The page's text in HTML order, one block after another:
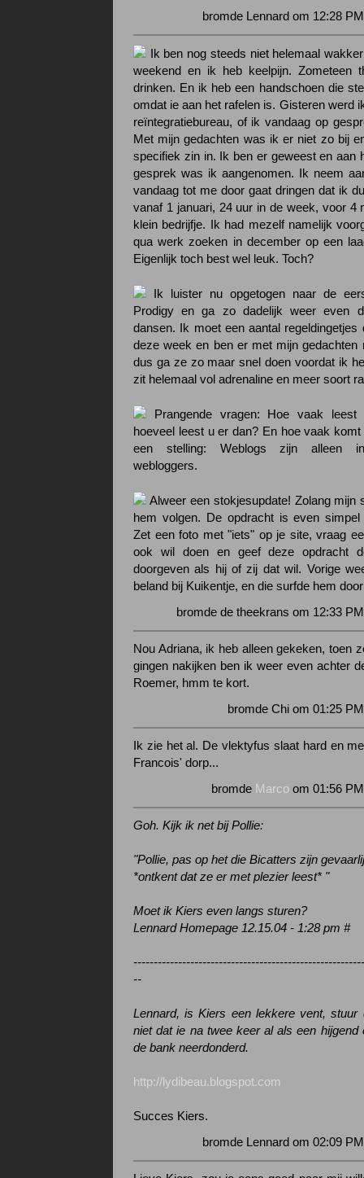
bromde Lennard om 12:28
Ik ben nog steeds niet helemaal
weekend en ik heb keelpijn. Zometeen
drinken. En ik heb een handschoen die
omdat ie aan het rafelen is. Gisteren werd
reïntegratiebureau, of ik vandaag op
Met mijn gedachten was ik er niet zo bij
specifiek zin in. Ik ben er geweest en aan
gesprek was ik aangenomen. Ik neem
vandaag tot me door gaat dringen dat ik
vanaf 1 januari, 24 uur in de week, voor 4
klein bedrijfje. Ik had mezelf namelijk
qua werk zoeken in december op een
Eigenlijk toch best wel leuk. Toch?
Ik luister nu opgetogen naar de
Prodigy en ga zo dadelijk weer even
dansen. Ik moet een aantal regeldingetjes
deze week en ben er met mijn gedachten
dus ga ze zo maar snel doen voordat ik
zit helemaal vol adrenaline en meer soort
Prangende vragen: Hoe vaak leest
hoeveel leest u er dan? En hoe vaak
een stelling: Weblogs zijn alleen
webloggers.
Alweer een stokjesupdate! Zolang mijn
hem volgen. De opdracht is even simpel
Zet een foto met "iets" op je site, vraag
ook wil doen en geef deze opdracht
doorgeven als hij of zij dat wil. Vorige
beland bij Kuikentje, en die surfde hem
bromde de theekrans om 12:33
Nou Adriana, ik heb alleen gekeken, toen
gingen nakijken ben ik weer even achter
Roemer, hmm te kort.
bromde Chi om 01:25
Ik zie het al. De vlektyfus slaat hard en
Francois' dorp...
bromde Marco om 01:56
Goh. Kijk ik net bij Pollie:
"Pollie, pas op het die Bicatters zijn
*ontkent dat ze er met plezier leest* "
Moet ik Kiers even langs sturen?
Lennard Homepage 12.15.04 - 1:28 pm #
--
Lennard, is Kiers een lekkere vent, stuur
niet dat ie na twee keer al als een hijgend
de bank neerdonderd.
http://lydibeau.blogspot.com
Succes Kiers.
bromde Lennard om 02:09